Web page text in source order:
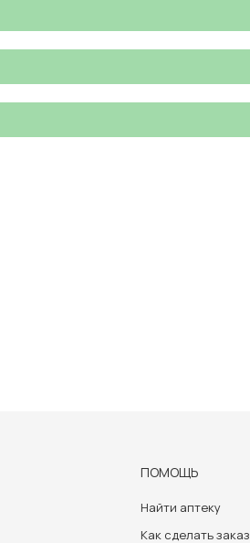
ПОМОЩЬ
Найти аптеку
Как сделать заказ